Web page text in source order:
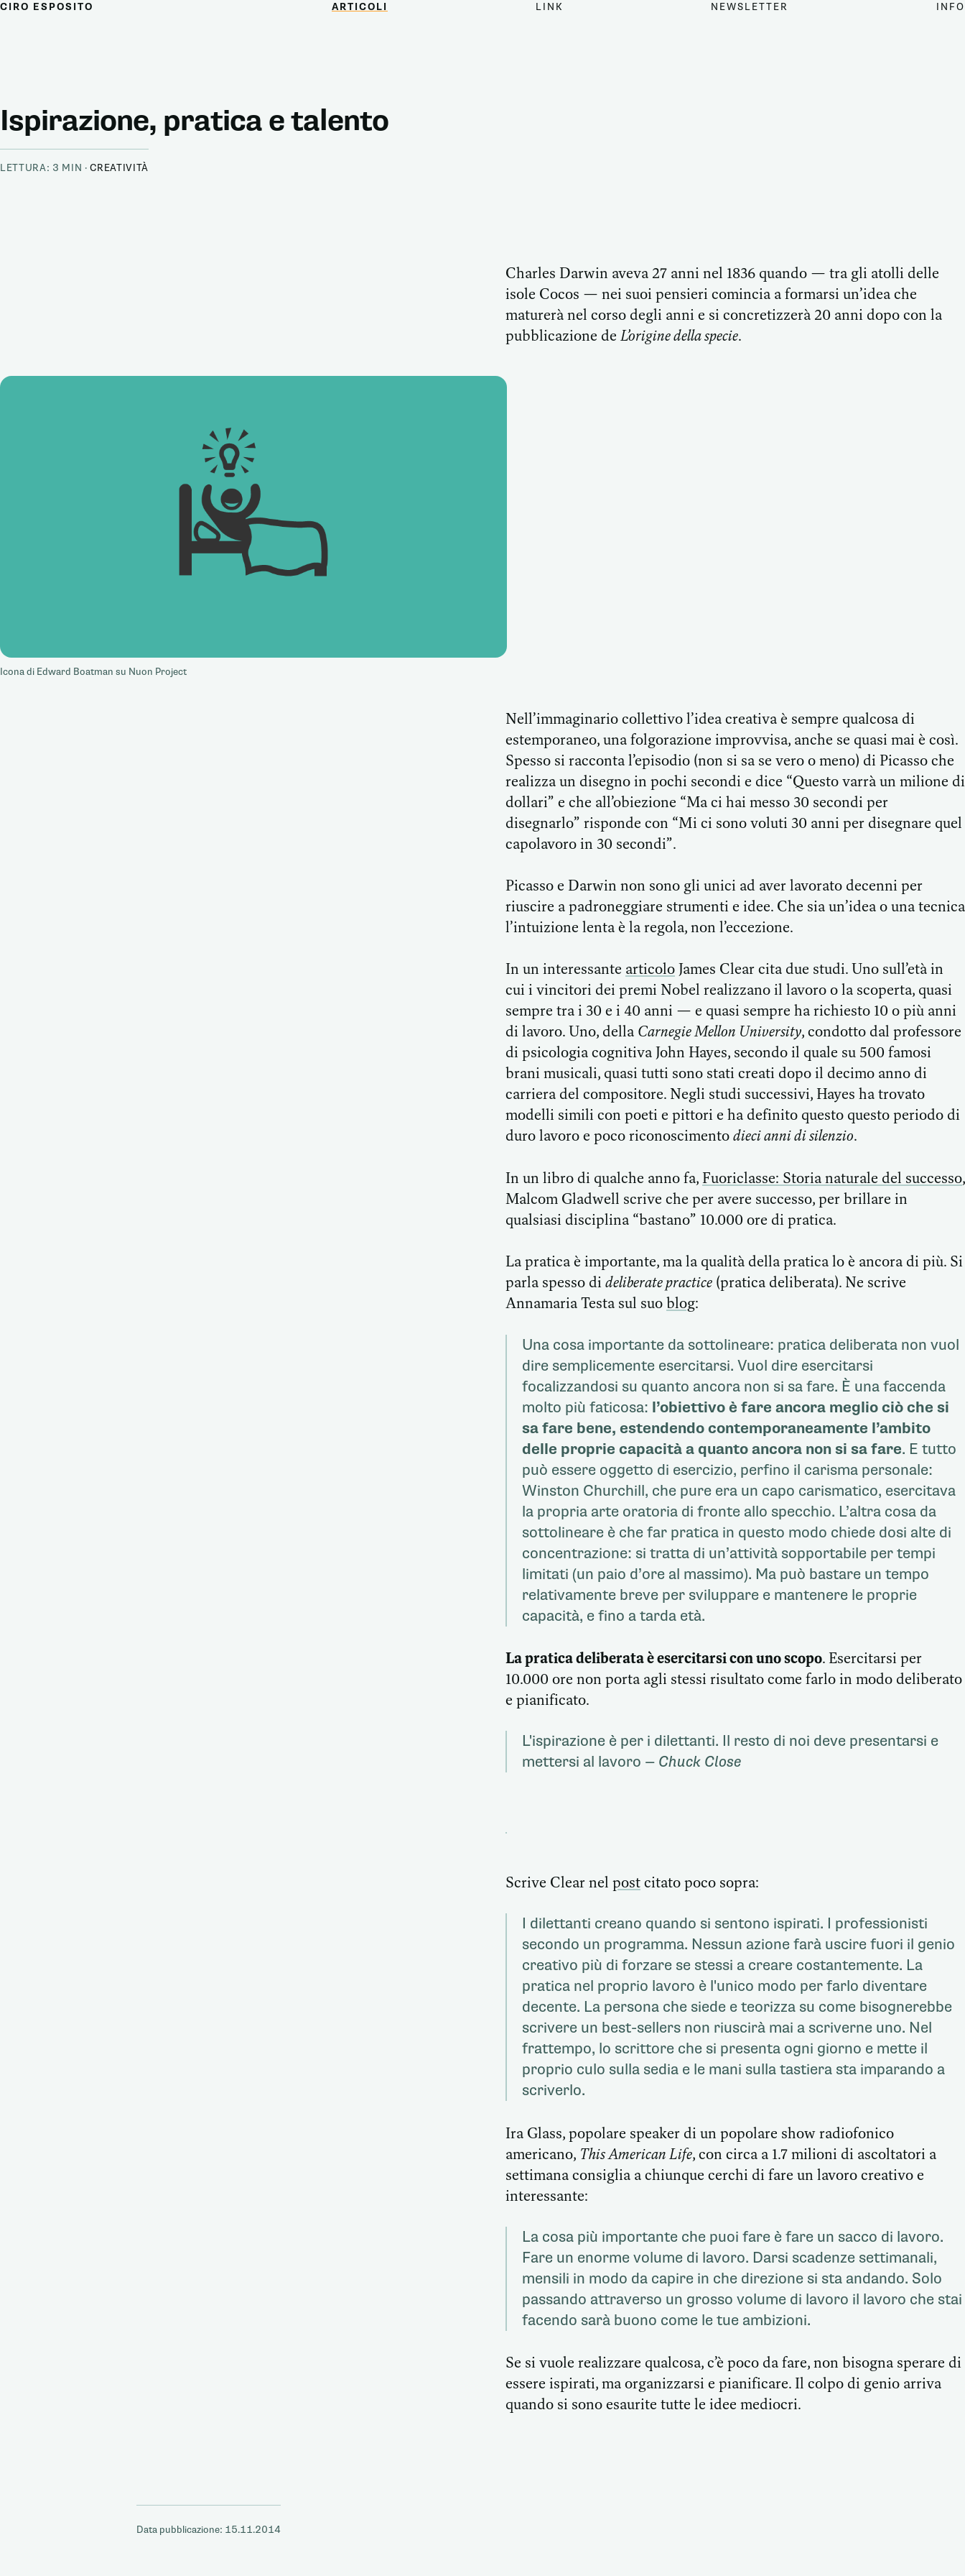
CIRO ESPOSITO ARTICOLI LINK NEWSLETTER INFO
Ispirazione, pratica e talento
LETTURA: 3 MIN ·CREATIVITÀ
Charles Darwin aveva 27 anni nel 1836 quando — tra gli atolli delle
isole Cocos — nei suoi pensieri comincia a formarsi un’idea che
maturerà nel corso degli anni e si concretizzerà 20 anni dopo con la
pubblicazione de L’origine della specie.
Icona di Edward Boatman su Nuon Project
Nell’immaginario collettivo l’idea creativa è sempre qualcosa di
estemporaneo, una folgorazione improvvisa, anche se quasi mai è così.
Spesso si racconta l’episodio (non si sa se vero o meno) di Picasso che
realizza un disegno in pochi secondi e dice “Questo varrà un milione di
dollari” e che all’obiezione “Ma ci hai messo 30 secondi per
disegnarlo” risponde con “Mi ci sono voluti 30 anni per disegnare quel
capolavoro in 30 secondi”.
Picasso e Darwin non sono gli unici ad aver lavorato decenni per
riuscire a padroneggiare strumenti e idee. Che sia un’idea o una tecnica
l’intuizione lenta è la regola, non l’eccezione.
In un interessante articoloJames Clear cita due studi. Uno sull’età in
cui i vincitori dei premi Nobel realizzano il lavoro o la scoperta, quasi
sempre tra i 30 e i 40 anni — e quasi sempre ha richiesto 10 o più anni
di lavoro. Uno, della Carnegie Mellon University, condotto dal professore
di psicologia cognitiva John Hayes, secondo il quale su 500 famosi
brani musicali, quasi tutti sono stati creati dopo il decimo anno di
carriera del compositore. Negli studi successivi, Hayes ha trovato
modelli simili con poeti e pittori e ha definito questo questo periodo di
duro lavoro e poco riconoscimentodieci anni di silenzio.
In un libro di qualche anno fa, Fuoriclasse: Storia naturale del successo,
Malcom Gladwell scrive che per avere successo, per brillare in
qualsiasi disciplina “bastano” 10.000 ore di pratica.
La pratica è importante, ma la qualità della pratica lo è ancora di più. Si
parla spesso dideliberate practice (pratica deliberata). Ne scrive
Annamaria Testa sul suoblog:
Una cosa importante da sottolineare: pratica deliberata non vuol
dire semplicemente esercitarsi. Vuol dire esercitarsi
focalizzandosi su quanto ancora non si sa fare. È una faccenda
molto più faticosa: l’obiettivo è fare ancora meglio ciò che si
sa fare bene, estendendo contemporaneamente l’ambito
delle proprie capacità a quanto ancora non si sa fare. E tutto
può essere oggetto di esercizio, perfino il carisma personale:
Winston Churchill, che pure era un capo carismatico, esercitava
la propria arte oratoria di fronte allo specchio. L’altra cosa da
sottolineare è che far pratica in questo modo chiede dosi alte di
concentrazione: si tratta di un’attività sopportabile per tempi
limitati (un paio d’ore al massimo). Ma può bastare un tempo
relativamente breve per sviluppare e mantenere le proprie
capacità, e fino a tarda età.
La pratica deliberata è esercitarsi con uno scopo. Esercitarsi per
10.000 ore non porta agli stessi risultato come farlo in modo deliberato
e pianificato.
L'ispirazione è per i dilettanti. Il resto di noi deve presentarsi e
mettersi al lavoro — Chuck Close
Scrive Clear nel postcitato poco sopra:
I dilettanti creano quando si sentono ispirati. I professionisti
secondo un programma. Nessun azione farà uscire fuori il genio
creativo più di forzare se stessi a creare costantemente. La
pratica nel proprio lavoro è l'unico modo per farlo diventare
decente. La persona che siede e teorizza su come bisognerebbe
scrivere un best-sellers non riuscirà mai a scriverne uno. Nel
frattempo, lo scrittore che si presenta ogni giorno e mette il
proprio culo sulla sedia e le mani sulla tastiera sta imparando a
scriverlo.
Ira Glass, popolare speaker di un popolare show radiofonico
americano, This American Life, con circa a 1.7 milioni di ascoltatori a
settimana consiglia a chiunque cerchi di fare un lavoro creativo e
interessante:
La cosa più importante che puoi fare è fare un sacco di lavoro.
Fare un enorme volume di lavoro. Darsi scadenze settimanali,
mensili in modo da capire in che direzione si sta andando. Solo
passando attraverso un grosso volume di lavoro il lavoro che stai
facendo sarà buono come le tue ambizioni.
Se si vuole realizzare qualcosa, c’è poco da fare, non bisogna sperare di
essere ispirati, ma organizzarsi e pianificare. Il colpo di genio arriva
quando si sono esaurite tutte le idee mediocri.
Data pubblicazione: 15.11.2014